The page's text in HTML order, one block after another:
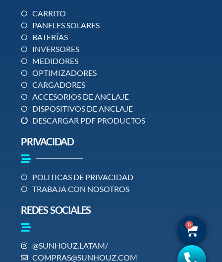
0
CARRITO
PANELES SOLARES
BATERÍAS
INVERSORES
MEDIDORES
OPTIMIZADORES
CARGADORES
ACCESORIOS DE ANCLAJE
DISPOSITIVOS DE ANCLAJE
DESCARGAR PDF PRODUCTOS
PRIVACIDAD
POLITICAS DE PRIVACIDAD
TRABAJA CON NOSOTROS
REDES SOCIALES
@SUNHOUZ.LATAM/
COMPRAS@SUNHOUZ.COM